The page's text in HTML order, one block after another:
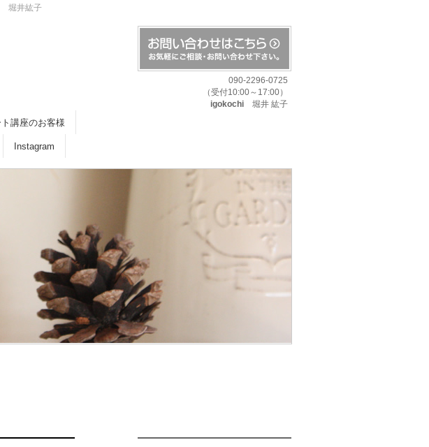
堀井紘子
090-2296-0725
（受付10:00～17:00）
igokochi 堀井 紘子
ト講座のお客様
Instagram